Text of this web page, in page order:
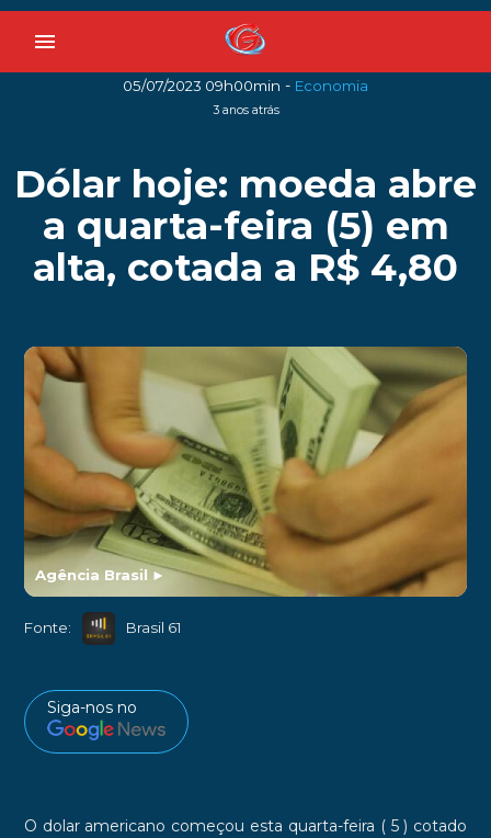
menu
05/07/2023 09h00min - Economia
3 anos atrás
Dólar hoje: moeda abre
a quarta-feira (5) em
alta, cotada a R$ 4,80
Agência Brasil ►
Fonte: Brasil 61
Siga-nos no
O dolar americano começou esta quarta-feira ( 5 ) cotado